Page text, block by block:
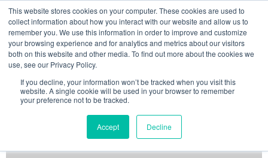
This website stores cookies on your computer. These cookies are used to
collect information about how you interact with our website and allow us to
remember you. We use this information in order to improve and customize
your browsing experience and for analytics and metrics about our visitors
both on this website and other media. To find out more about the cookies we
use, see our Privacy Policy.
If you decline, your information won’t be tracked when you visit this
website. A single cookie will be used in your browser to remember
your preference not to be tracked.
Accept Decline
Vai
contenuto
08/08/202612:32:06
LinkedinFacebook
X TelegramWhatsappMastodon
INIZIATIVE ASTORRI